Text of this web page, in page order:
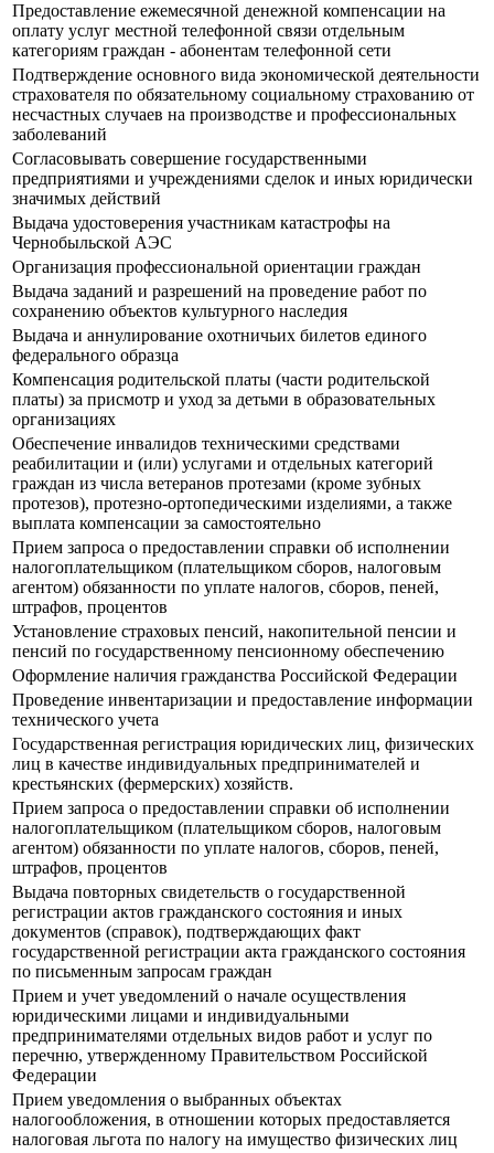
Предоставление ежемесячной денежной компенсации на
оплату услуг местной телефонной связи отдельным
категориям граждан - абонентам телефонной сети
Подтверждение основного вида экономической деятельности
страхователя по обязательному социальному страхованию от
несчастных случаев на производстве и профессиональных
заболеваний
Согласовывать совершение государственными
предприятиями и учреждениями сделок и иных юридически
значимых действий
Выдача удостоверения участникам катастрофы на
Чернобыльской АЭС
Организация профессиональной ориентации граждан
Выдача заданий и разрешений на проведение работ по
сохранению объектов культурного наследия
Выдача и аннулирование охотничьих билетов единого
федерального образца
Компенсация родительской платы (части родительской
платы) за присмотр и уход за детьми в образовательных
организациях
Обеспечение инвалидов техническими средствами
реабилитации и (или) услугами и отдельных категорий
граждан из числа ветеранов протезами (кроме зубных
протезов), протезно-ортопедическими изделиями, а также
выплата компенсации за самостоятельно
Прием запроса о предоставлении справки об исполнении
налогоплательщиком (плательщиком сборов, налоговым
агентом) обязанности по уплате налогов, сборов, пеней,
штрафов, процентов
Установление страховых пенсий, накопительной пенсии и
пенсий по государственному пенсионному обеспечению
Оформление наличия гражданства Российской Федерации
Проведение инвентаризации и предоставление информации
технического учета
Государственная регистрация юридических лиц, физических
лиц в качестве индивидуальных предпринимателей и
крестьянских (фермерских) хозяйств.
Прием запроса о предоставлении справки об исполнении
налогоплательщиком (плательщиком сборов, налоговым
агентом) обязанности по уплате налогов, сборов, пеней,
штрафов, процентов
Выдача повторных свидетельств о государственной
регистрации актов гражданского состояния и иных
документов (справок), подтверждающих факт
государственной регистрации акта гражданского состояния
по письменным запросам граждан
Прием и учет уведомлений о начале осуществления
юридическими лицами и индивидуальными
предпринимателями отдельных видов работ и услуг по
перечню, утвержденному Правительством Российской
Федерации
Прием уведомления о выбранных объектах
налогообложения, в отношении которых предоставляется
налоговая льгота по налогу на имущество физических лиц